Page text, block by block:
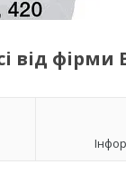
від фірми